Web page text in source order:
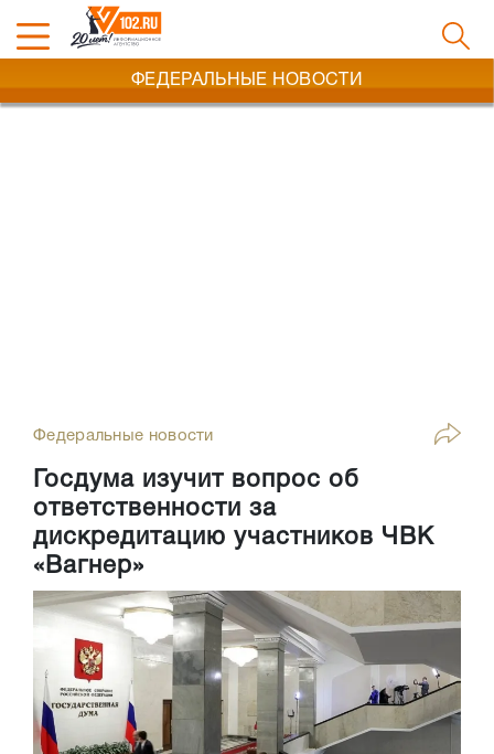
ФЕДЕРАЛЬНЫЕ НОВОСТИ
Федеральные новости
Госдума изучит вопрос об
ответственности за
дискредитацию участников ЧВК
«Вагнер»